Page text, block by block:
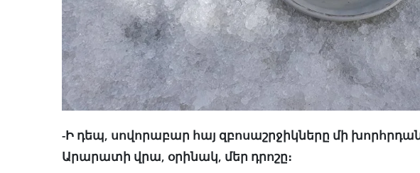
-Ի դեպ, սովորաբար հայ զբոսաշրջիկները մի
Արարատի վրա, օրինակ, մեր դրոշը։